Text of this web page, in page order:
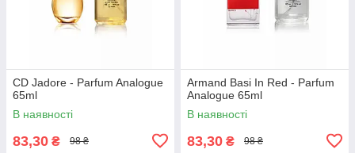
CD Jadore - Parfum Analogue
65ml
В наявності
83,30 ₴ 98 ₴
Armand Basi In Red - Parfum
Analogue 65ml
В наявності
83,30 ₴ 98 ₴